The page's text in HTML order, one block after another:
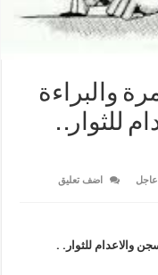
والبراءة
للثوار. .
عاجل
اضف تعليق
والاعدام للثوار. .